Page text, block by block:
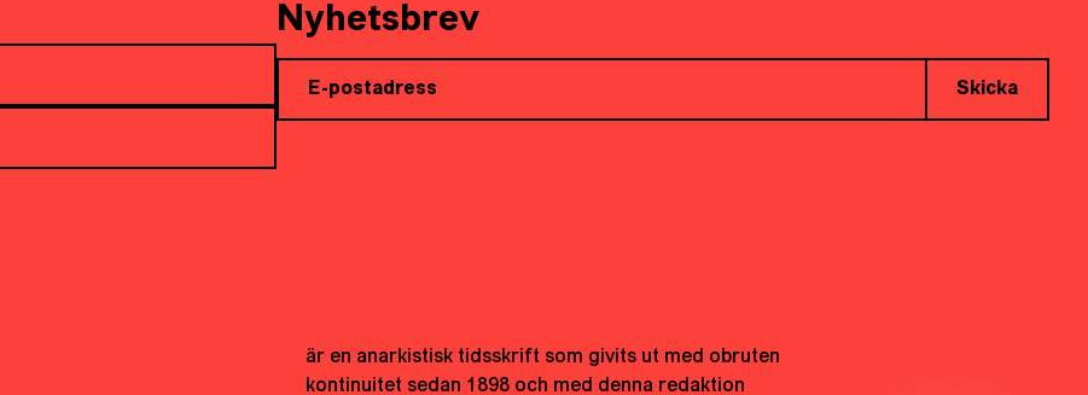
Nyhetsbrev
Skicka
är en anarkistisk tidsskrift som givits ut med obruten
kontinuitet sedan 1898 och med denna redaktion